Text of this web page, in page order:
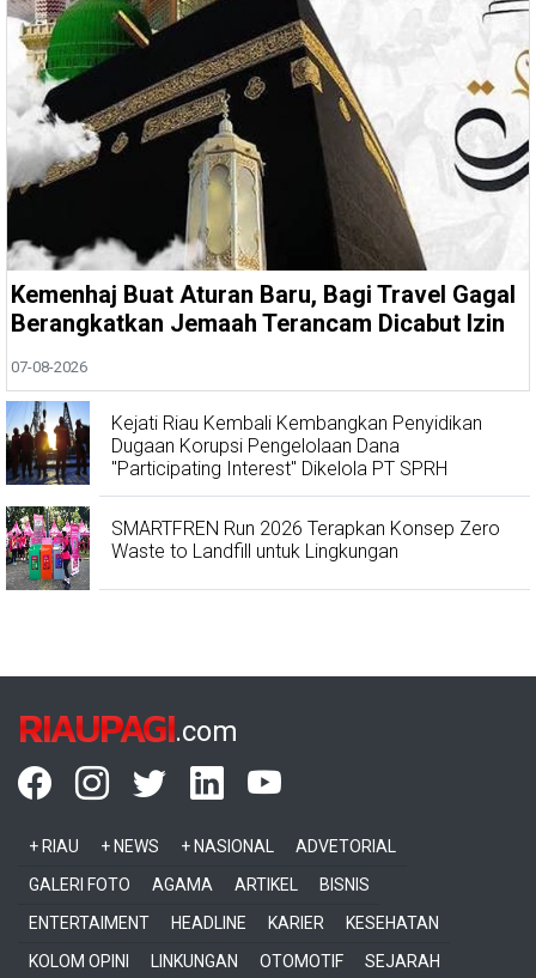
Kemenhaj Buat Aturan Baru, Bagi Travel Gagal
Berangkatkan Jemaah Terancam Dicabut Izin
07-08-2026
Kejati Riau Kembali Kembangkan Penyidikan
Dugaan Korupsi Pengelolaan Dana
"Participating Interest" Dikelola PT SPRH
SMARTFREN Run 2026 Terapkan Konsep Zero
Waste to Landfill untuk Lingkungan
RIAUPAGI.com
+ RIAU + NEWS + NASIONAL
ADVETORIAL
GALERI FOTO
AGAMA ARTIKEL
BISNIS
ENTERTAIMENT
HEADLINE KARIER
KESEHATAN
KOLOM OPINI
LINKUNGAN OTOMOTIF SEJARAH